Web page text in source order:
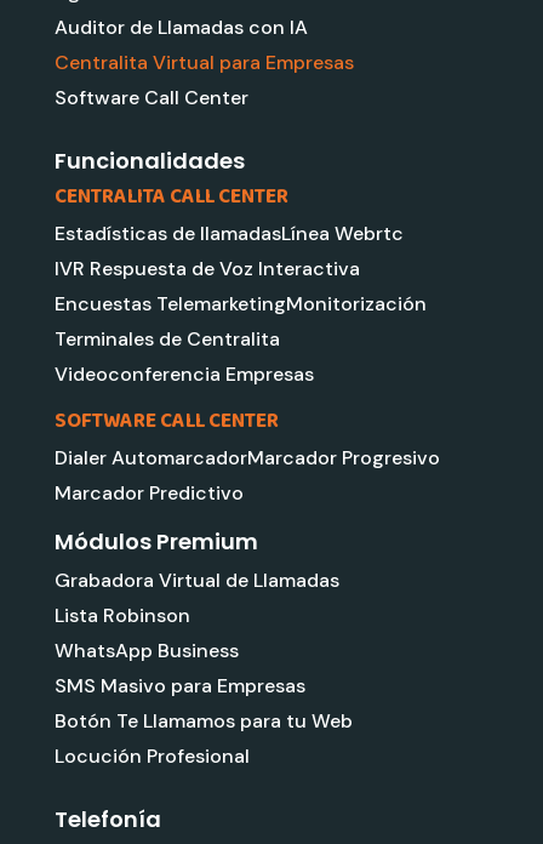
e
d
i
n
u
b
e
l
e
a
g
Auditor de Llamadas con IA
Centralita Virtual para Empresas
Software Call Center
Funcionalidades
CENTRALITA CALL CENTER
Estadísticas de llamadasLínea Webrtc
IVR Respuesta de Voz Interactiva
Encuestas TelemarketingMonitorización
Terminales de Centralita
Videoconferencia Empresas
SOFTWARE CALL CENTER
Dialer AutomarcadorMarcador Progresivo
Marcador Predictivo
Módulos Premium
Grabadora Virtual de Llamadas
Lista Robinson
WhatsApp Business
SMS Masivo para Empresas
Botón Te Llamamos para tu Web
Locución Profesional
Telefonía